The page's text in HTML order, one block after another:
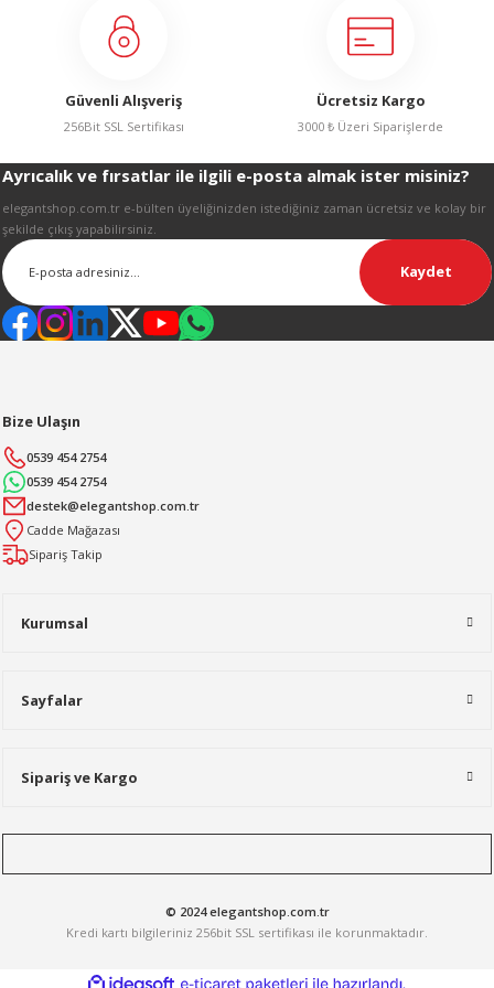
Ürün fiyatı diğer sitelerden daha pahalı.
Bu ürüne benzer farklı alternatifler olmalı.
Gönder
Güvenli Alışveriş
256Bit SSL Sertifikası
Ücretsiz Kargo
3000 ₺ Üzeri Siparişlerde
Ayrıcalık ve fırsatlar ile ilgili e-posta almak ister misiniz?
elegantshop.com.tr e-bülten üyeliğinizden istediğiniz zaman ücretsiz ve kolay bir
şekilde çıkış yapabilirsiniz.
Kaydet
Kurumsal
Sayfalar
Sipariş ve Kargo
Bize Ulaşın
0539 454 2754
0539 454 2754
destek@elegantshop.com.tr
Cadde Mağazası
Sipariş Takip
© 2024 elegantshop.com.tr
Kredi kartı bilgileriniz 256bit SSL sertifikası ile korunmaktadır.
ideasoft e-